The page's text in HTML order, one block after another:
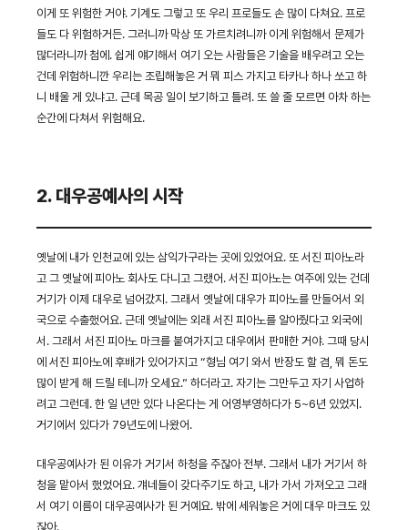
이게 또 위험한 거야. 기계도 그렇고 또 우리 프로들도 손 많이 다쳐요. 프로
들도 다 위험하거든. 그러니까 막상 또 가르치려니까 이게 위험해서 문제가
많더라니까 첨에. 쉽게 얘기해서 여기 오는 사람들은 기술을 배우려고 오는
건데 위험하니깐 우리는 조립해놓은 거 뭐 피스 가지고 타카나 하나 쏘고 하
니 배울 게 있냐고. 근데 목공 일이 보기하고 틀려. 또 쓸 줄 모르면 아차 하는
순간에 다쳐서 위험해요.
2. 대우공예사의 시작
옛날에 내가 인천교에 있는 삼익가구라는 곳에 있었어요. 또 서진 피아노라
고 그 옛날에 피아노 회사도 다니고 그랬어. 서진 피아노는 여주에 있는 건데
거기가 이제 대우로 넘어갔지. 그래서 옛날에 대우가 피아노를 만들어서 외
국으로 수출했어요. 근데 옛날에는 외래 서진 피아노를 알아줬다고 외국에
서. 그래서 서진 피아노 마크를 붙여가지고 대우에서 판매한 거야. 그때 당시
에 서진 피아노에 후배가 있어가지고 “형님 여기 와서 반장도 할 겸, 뭐 돈도
많이 받게 해 드릴 테니까 오세요.” 하더라고. 자기는 그만두고 자기 사업하
려고 그런데. 한 일 년만 있다 나온다는 게 어영부영하다가 5~6년 있었지.
거기에서 있다가 79년도에 나왔어.
대우공예사가 된 이유가 거기서 하청을 주잖아 전부. 그래서 내가 거기서 하
청을 맡아서 했었어요. 걔네들이 갖다주기도 하고, 내가 가서 가져오고 그래
서 여기 이름이 대우공예사가 된 거예요. 밖에 세워놓은 거에 대우 마크도 있
잖아.